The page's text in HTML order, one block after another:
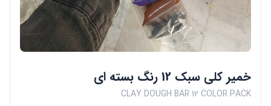
خمیر کلی سبک 12 رنگ بسته ای
CLAY DOUGH BAR 12 COLOR PACK